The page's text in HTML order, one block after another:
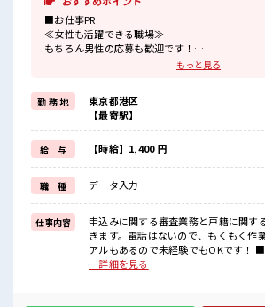
■お仕事PR
≪女性も活躍できる職場≫
もちろん男性の応募も歓迎です！
場合によってはお願いすることもあります♪
≪完全週休二日制≫
週末は家族や友人と一緒にプライベート満喫！
≪髪色自由で自分らしく働く≫
明るすぎたり奇抜でなければ基本的に自由！
(規定有)≪未経験でも活躍できる≫
新しいことにチャレンジするのは不安だけど、
しっかり働く環境が整っています！
イチからスキルUP・ステップUP目指していきま
■職場の雰囲気
女性多めで休み時間は女子トークがあふれる職
もちろん男性の応募もOKですよ！
もっと見る
勤 務 地
東京都港区
【最寄駅】
給 与 【時給】1,400 円
職 種 データ入力
仕事内容
申込みに関する審査業務と戸籍に関す
きます。電話はないので、もくもく作
アルもあるので未経験でもOKです！ ■お仕事PR ≪女性も活
躍できる職場≫ もちろん男性の応募も
…詳細を見る